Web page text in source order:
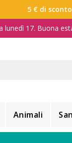
5 € di
lunedì 17. Buona
Animali